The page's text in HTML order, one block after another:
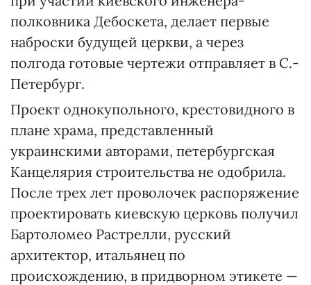
полковника Дебоскета, делает первые
наброски будущей церкви, а через
полгода готовые чертежи отправляет в С.-
Петербург.
Проект однокупольного, крестовидного в
плане храма, представленный
украинскими авторами, петербургская
Канцелярия строительства не одобрила.
После трех лет проволочек распоряжение
проектировать киевскую церковь получил
Бартоломео Растрелли, русский
архитектор, итальянец по
происхождению, в придворном этикете —